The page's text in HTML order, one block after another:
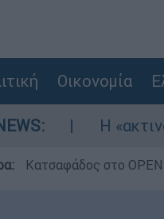
Οικονομία
«ακτινογραφία»
Κατσαφάδος στο